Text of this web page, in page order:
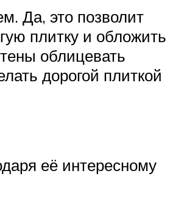
Да, это позволит
плитку и обложить
облицевать
дорогой плиткой
её интересному